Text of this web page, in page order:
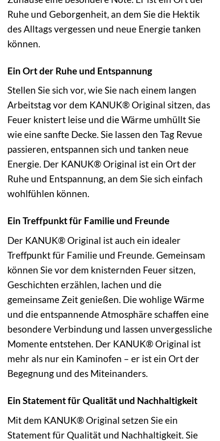
Ruhe und Geborgenheit, an dem Sie die Hektik
des Alltags vergessen und neue Energie tanken
können.
Ein Ort der Ruhe und Entspannung
Stellen Sie sich vor, wie Sie nach einem langen
Arbeitstag vor dem KANUK® Original sitzen, das
Feuer knistert leise und die Wärme umhüllt Sie
wie eine sanfte Decke. Sie lassen den Tag Revue
passieren, entspannen sich und tanken neue
Energie. Der KANUK® Original ist ein Ort der
Ruhe und Entspannung, an dem Sie sich einfach
wohlfühlen können.
Ein Treffpunkt für Familie und Freunde
Der KANUK® Original ist auch ein idealer
Treffpunkt für Familie und Freunde. Gemeinsam
können Sie vor dem knisternden Feuer sitzen,
Geschichten erzählen, lachen und die
gemeinsame Zeit genießen. Die wohlige Wärme
und die entspannende Atmosphäre schaffen eine
besondere Verbindung und lassen unvergessliche
Momente entstehen. Der KANUK® Original ist
mehr als nur ein Kaminofen – er ist ein Ort der
Begegnung und des Miteinanders.
Ein Statement für Qualität und Nachhaltigkeit
Mit dem KANUK® Original setzen Sie ein
Statement für Qualität und Nachhaltigkeit. Sie